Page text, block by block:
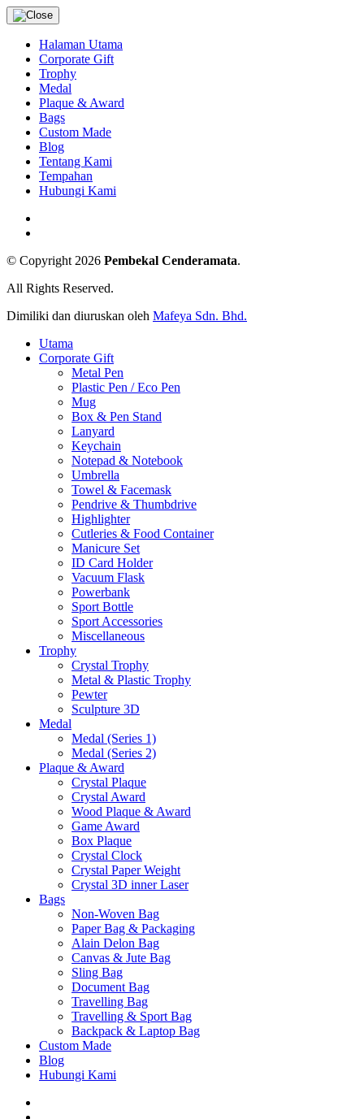
Halaman Utama
Corporate Gift
Trophy
Medal
Plaque & Award
Bags
Custom Made
Blog
Tentang Kami
Tempahan
Hubungi Kami
© Copyright 2026 Pembekal Cenderamata.
All Rights Reserved.
Dimiliki dan diuruskan oleh Mafeya Sdn. Bhd.
Utama
Corporate Gift
Metal Pen
Plastic Pen / Eco Pen
Mug
Box & Pen Stand
Lanyard
Keychain
Notepad & Notebook
Umbrella
Towel & Facemask
Pendrive & Thumbdrive
Highlighter
Cutleries & Food Container
Manicure Set
ID Card Holder
Vacuum Flask
Powerbank
Sport Bottle
Sport Accessories
Miscellaneous
Trophy
Crystal Trophy
Metal & Plastic Trophy
Pewter
Sculpture 3D
Medal
Medal (Series 1)
Medal (Series 2)
Plaque & Award
Crystal Plaque
Crystal Award
Wood Plaque & Award
Game Award
Box Plaque
Crystal Clock
Crystal Paper Weight
Crystal 3D inner Laser
Bags
Non-Woven Bag
Paper Bag & Packaging
Alain Delon Bag
Canvas & Jute Bag
Sling Bag
Document Bag
Travelling Bag
Travelling & Sport Bag
Backpack & Laptop Bag
Custom Made
Blog
Hubungi Kami